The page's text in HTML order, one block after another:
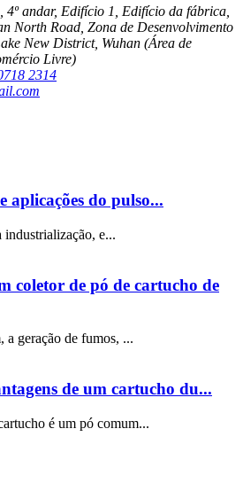
4º andar, Edifício 1, Edifício da fábrica,
North Road, Zona de Desenvolvimento
New District, Wuhan (Área de
Livre)
2314
aplicações do pulso...
industrialização, e...
coletor de pó de cartucho de
a geração de fumos, ...
de um cartucho du...
é um pó comum...